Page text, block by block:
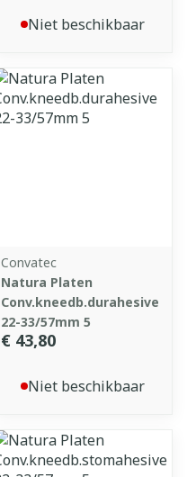
Niet beschikbaar
Convatec
Natura Platen
Conv.kneedb.durahesive
22-33/57mm 5
€ 43,80
Niet beschikbaar